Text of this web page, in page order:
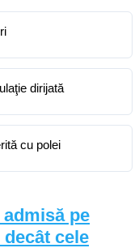
dirijată
cu polei
pe
cele